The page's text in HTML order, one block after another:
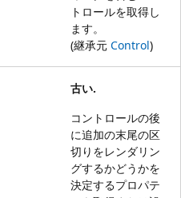
トロールを取得し
ます。
(継承元 Control)
古い.
コントロールの後
に追加の末尾の区
切りをレンダリン
グするかどうかを
決定するプロパテ